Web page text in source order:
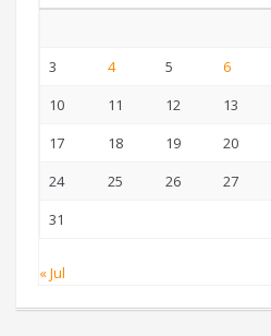
3
4 5 6
10
11 12 13
17
18 19 20
24
25 26 27
31
« Jul